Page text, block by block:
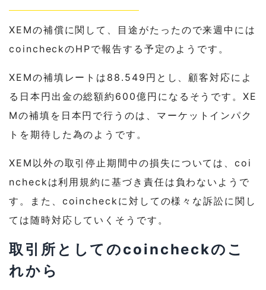
XEMの補償に関して、目途がたったので来週中には
coincheckのHPで報告する予定のようです。
XEMの補填レートは88.549円とし、顧客対応によ
る日本円出金の総額約600億円になるそうです。XE
Mの補填を日本円で行うのは、マーケットインパク
トを期待した為のようです。
XEM以外の取引停止期間中の損失については、coi
ncheckは利用規約に基づき責任は負わないようで
す。また、coincheckに対しての様々な訴訟に関し
ては随時対応していくそうです。
取引所としてのcoincheckのこ
れから